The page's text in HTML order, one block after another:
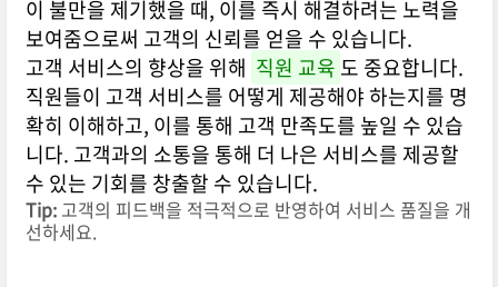
이 불만을 제기했을 때, 이를 즉시 해결하려는 노력을
보여줌으로써 고객의 신뢰를 얻을 수 있습니다.
고객 서비스의 향상을 위해 직원 교육 도 중요합니다.
직원들이 고객 서비스를 어떻게 제공해야 하는지를 명
확히 이해하고, 이를 통해 고객 만족도를 높일 수 있습
니다. 고객과의 소통을 통해 더 나은 서비스를 제공할
수 있는 기회를 창출할 수 있습니다.
Tip:고객의 피드백을 적극적으로 반영하여 서비스 품질을 개
선하세요.